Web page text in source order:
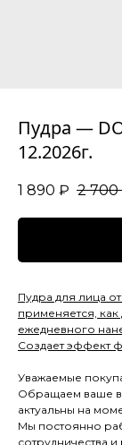
Пудра —
12.2026г.
1 890 ₽ 2 700
Пудра для лица
применяется, как
ежедневного
Создает эффект
Уважаемые
Обращаем ваше
актуальны на
Мы постоянно
сотрудничества